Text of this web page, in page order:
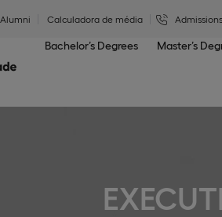
Alumni Calculadora de média
Bachelor’s Degrees Master’s